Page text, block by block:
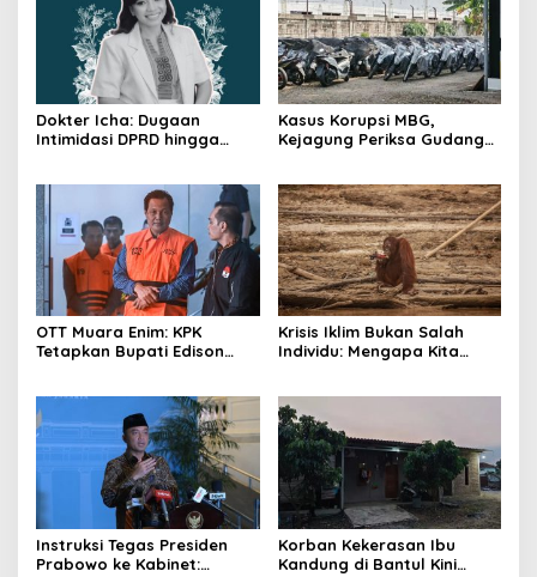
Dokter Icha: Dugaan
Intimidasi DPRD hingga
Perkembangannya
Kasus Korupsi MBG,
Kejagung Periksa Gudang
OTT Muara Enim: KPK
Tetapkan Bupati Edison
Krisis Iklim Bukan Salah
Individu: Mengapa Kita
Pribadi”?
Instruksi Tegas Presiden
Prabowo ke Kabinet:
Korban Kekerasan Ibu
Kandung di Bantul Kini